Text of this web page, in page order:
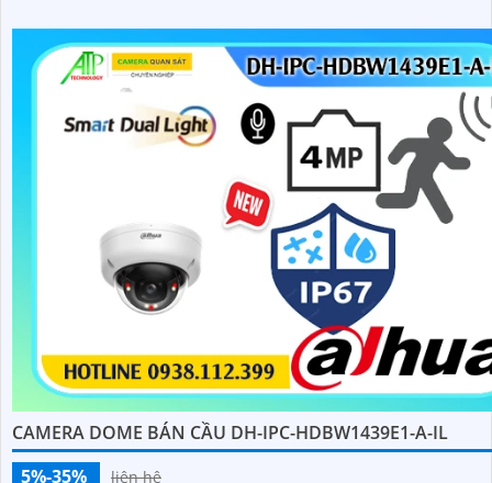
CAMERA DOME BÁN CẦU DH-IPC-HDBW1439E1-A-IL
5%-35%
liên hệ